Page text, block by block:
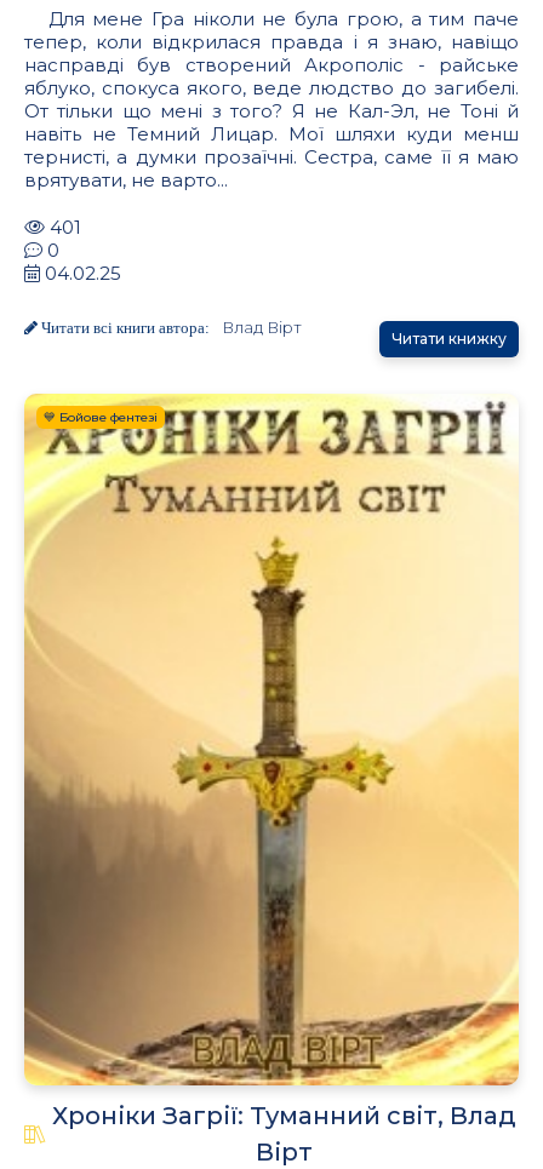
Для мене Гра ніколи не була грою, а тим паче
тепер, коли відкрилася правда і я знаю, навіщо
насправді був створений Акрополіс - райське
яблуко, спокуса якого, веде людство до загибелі.
От тільки що мені з того? Я не Кал-Эл, не Тоні й
навіть не Темний Лицар. Мої шляхи куди менш
тернисті, а думки прозаїчні. Сестра, саме її я маю
врятувати, не варто...
401
0
04.02.25
Читати всі книги автора: Влад Вірт
Читати книжку
💙 Бойове фентезі
Хроніки Загрії: Туманний світ, Влад
Вірт